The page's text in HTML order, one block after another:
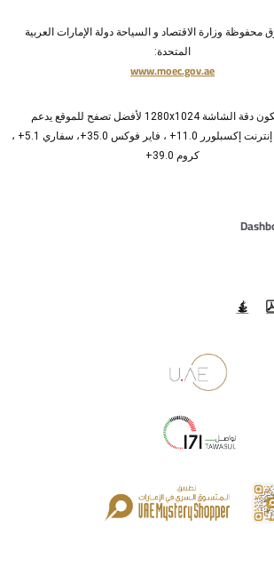
محفوظة وزارة الاقتصاد و السياحة دولة الإمارات العربية
المتحدة:
www.moec.gov.ae
يجب أن تكون دقة الشاشة 1280x1024 لأفضل تصفح للموقع يدعم
مايكروسوفت إنترنت إكسبلورر 11.0+ ، فاير فوكس 35.0+، سفاري 5.1+ ،
كروم 39.0+